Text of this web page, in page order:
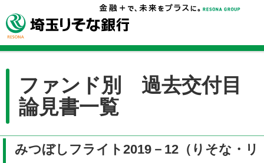
ファンド別 過去交付目
論見書一覧
みつぼしフライト2019－12（りそな・リ